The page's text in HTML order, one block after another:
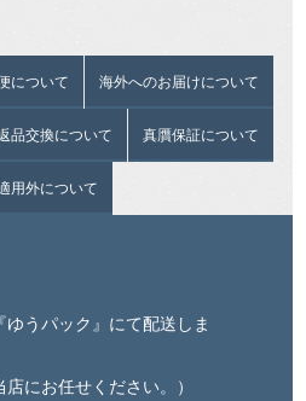
について 海外へのお届けについて
品交換について 真贋保証について
用外について
ゆうパック』にて配送しま
店にお任せください。）